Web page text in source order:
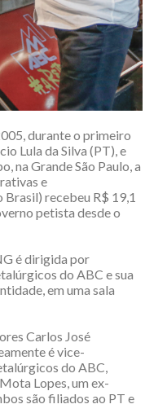
durante o primeiro
Lula da Silva (PT), e
na Grande São Paulo, a
e
recebeu R$ 19,1
petista desde o
é dirigida por
do ABC e sua
em uma sala
Carlos José
é vice-
do ABC,
Lopes, um ex-
são filiados ao PT e